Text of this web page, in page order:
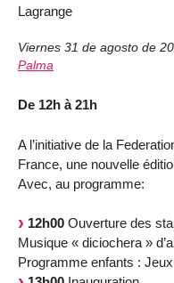
Lagrange
Viernes 31 de agosto de
Palma
De 12h à 21h
A l’initiative de la
France, une nouvelle
Avec, au programme:
12h00 Ouverture des
Musique « diciochera »
Programme enfants :